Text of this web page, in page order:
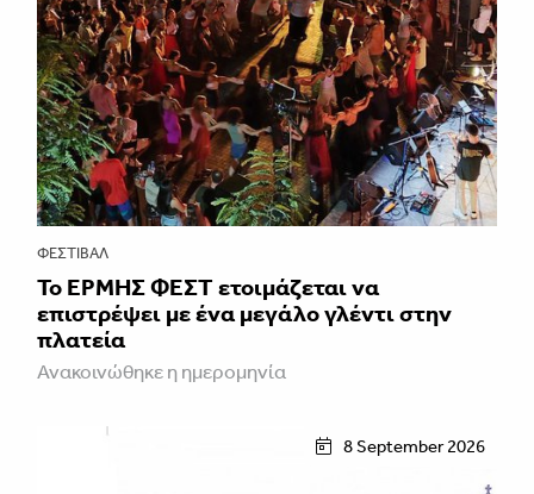
ΦΕΣΤΙΒΑΛ
Το ΕΡΜΗΣ ΦΕΣΤ ετοιμάζεται να
επιστρέψει με ένα μεγάλο γλέντι στην
πλατεία
Ανακοινώθηκε η ημερομηνία
8 September 2026